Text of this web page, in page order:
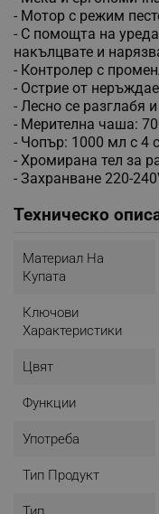
- Мотор с режим
- С помощта на
накълцвате и
- Контролер с
- Острие от
- Лесно се разглабя
- Мерителна чаша:
- Чопър: 1000 мл с 4
- Хромирана тел за
- Захранване 220-
Техническо
Материал На
Купата
Ключови
Характеристики
Цвят
Функции
Употреба
Тип Продукт